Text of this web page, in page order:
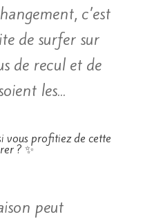
c’est
de surfer sur
de recul et de
les...
profitiez de cette
? ✨
peut